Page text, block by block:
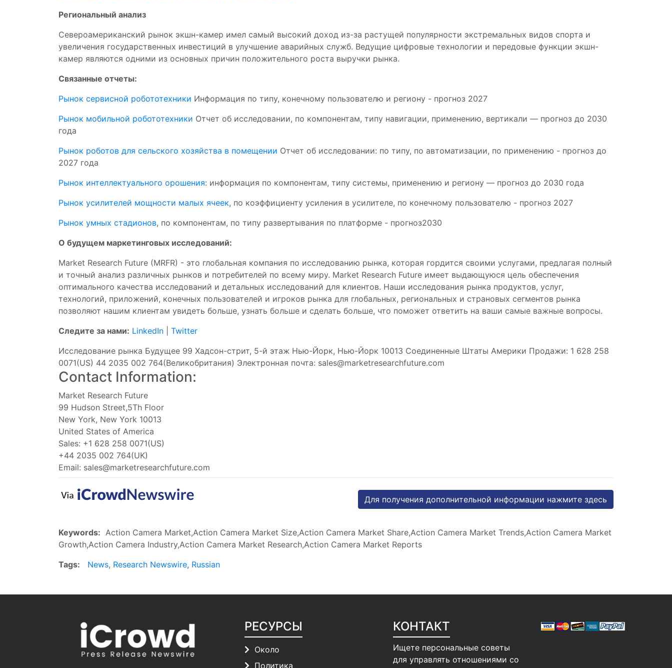
Региональный анализ
Североамериканский рынок экшн-камер имел самый высокий доход из-за растущей популярности экстремальных видов спорта и
увеличения государственных инвестиций в улучшение аварийных служб. Ведущие цифровые технологии и передовые функции экшн-
камер являются одними из основных причин положительного роста выручки рынка.
Связанные отчеты:
Рынок сервисной робототехники Информация по типу, конечному пользователю и региону - прогноз 2027
Рынок мобильной робототехники Отчет об исследовании, по компонентам, типу навигации, применению, вертикали — прогноз до 2030
года
Рынок роботов для сельского хозяйства в помещении Отчет об исследовании: по типу, по автоматизации, по применению - прогноз до
2027 года
Рынок интеллектуального орошения: информация по компонентам, типу системы, применению и региону — прогноз до 2030 года
Рынок усилителей мощности малых ячеек, по коэффициенту усиления в усилителе, по конечному пользователю - прогноз 2027
Рынок умных стадионов, по компонентам, по типу развертывания по платформе - прогноз2030
О будущем маркетинговых исследований:
Market Research Future (MRFR) - это глобальная компания по исследованию рынка, которая гордится своими услугами, предлагая полный
и точный анализ различных рынков и потребителей по всему миру. Market Research Future имеет выдающуюся цель обеспечения
оптимального качества исследований и детальных исследований для клиентов. Наши исследования рынка продуктов, услуг,
технологий, приложений, конечных пользователей и игроков рынка для глобальных, региональных и страновых сегментов рынка
позволяют нашим клиентам увидеть больше, узнать больше и сделать больше, что поможет ответить на ваши самые важные вопросы.
Следите за нами: LinkedIn
Twitter
Исследование рынка Будущее 99 Хадсон-стрит, 5-й этаж Нью-Йорк, Нью-Йорк 10013 Соединенные Штаты Америки Продажи: 1 628 258
0071(US) 44 2035 002 764(Великобритания) Электронная почта: sales@marketresearchfuture.com
Contact Information:
Market Research Future
99 Hudson Street,5Th Floor
New York, New York 10013
United States of America
Sales: +1 628 258 0071(US)
+44 2035 002 764(UK)
Email: sales@marketresearchfuture.com
Для получения дополнительной информации нажмите здесь
Keywords: Action Camera Market,Action Camera Market Size,Action Camera Market Share,Action Camera Market Trends,Action Camera Market
Growth,Action Camera Industry,Action Camera Market Research,Action Camera Market Reports
Tags:
News, Research Newswire, Russian
РЕСУРСЫ
Около
Политика
КОНТАКТ
Ищете персональные советы
для управлять отношениями со